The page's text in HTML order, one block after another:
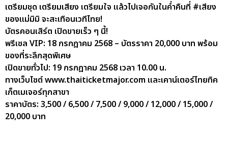
เตรียมชุด เตรียมเสียง เตรียมใจ แล้วไปเจอกันในค่ำคืนที่ #เสียง
ของแม่มิมิ จะสะเทือนเวทีไทย!
บัตรคอนเสิร์ต เปิดขายเร็ว ๆ นี้!
พรีเซล VIP: 18 กรกฎาคม 2568 – บัตรราคา 20,000 บาท พร้อม
ของที่ระลึกสุดพิเศษ
เปิดขายทั่วไป: 19 กรกฎาคม 2568 เวลา 10.00 น.
ทางเว็บไซต์ www.thaiticketmajor.com และเคาน์เตอร์ไทยทิค
เก็ตเมเจอร์ทุกสาขา
ราคาบัตร: 3,500 / 6,500 / 7,500 / 9,000 / 12,000 / 15,000 /
20,000 บาท